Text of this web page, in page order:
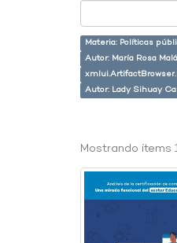
Materia: Políticas
Autor: María Rosa
Autor: Lady Sihuay
Mostrando ítems